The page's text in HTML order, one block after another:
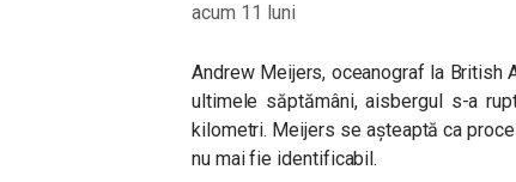
acum 11 luni
Andrew Meijers, oceanograf la British
ultimele săptămâni, aisbergul s-a
kilometri. Meijers se așteaptă ca
nu mai fie identificabil.